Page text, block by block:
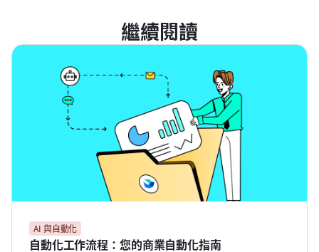
繼續閱讀
AI 與自動化
自動化工作流程：您的商業自動化指南